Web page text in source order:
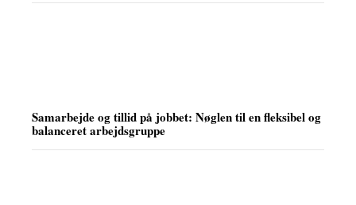
Samarbejde og tillid på jobbet: Nøglen til en fleksibel og
balanceret arbejdsgruppe